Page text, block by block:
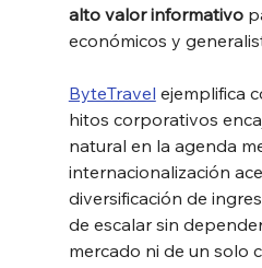
alto valor informativo
económicos y
ByteTravel ejemplifica
hitos corporativos
natural en la agenda
internacionalización
diversificación de
de escalar sin
mercado ni de un solo